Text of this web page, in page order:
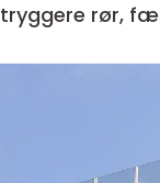
Rørinspeksjon